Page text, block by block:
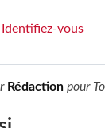
Identifiez-vous
Rédactionpour